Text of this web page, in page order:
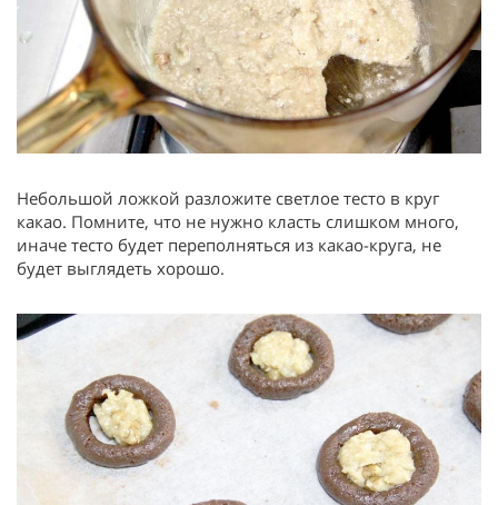
Небольшой ложкой разложите светлое тесто в круг
какао. Помните, что не нужно класть слишком много,
иначе тесто будет переполняться из какао-круга, не
будет выглядеть хорошо.